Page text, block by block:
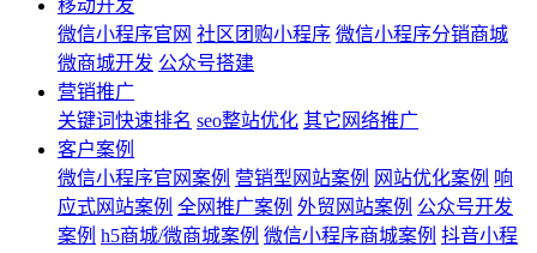
移动开发
微信小程序官网 社区团购小程序 微信小程序分销商城
微商城开发 公众号搭建
营销推广
关键词快速排名 seo整站优化 其它网络推广
客户案例
微信小程序官网案例 营销型网站案例 网站优化案例 响
应式网站案例 全网推广案例 外贸网站案例 公众号开发
案例 h5商城/微商城案例 微信小程序商城案例 抖音小程